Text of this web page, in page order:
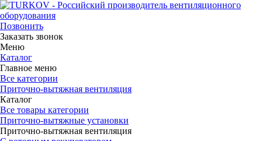
Позвонить
Заказать звонок
Меню
Каталог
Главное меню
Все категории
Приточно-вытяжная вентиляция
Каталог
Все товары категории
Приточно-вытяжные установки
Приточно-вытяжная вентиляция